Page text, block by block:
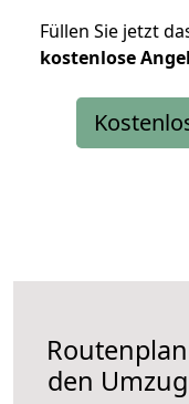
Füllen Sie jetzt
kostenlose
den